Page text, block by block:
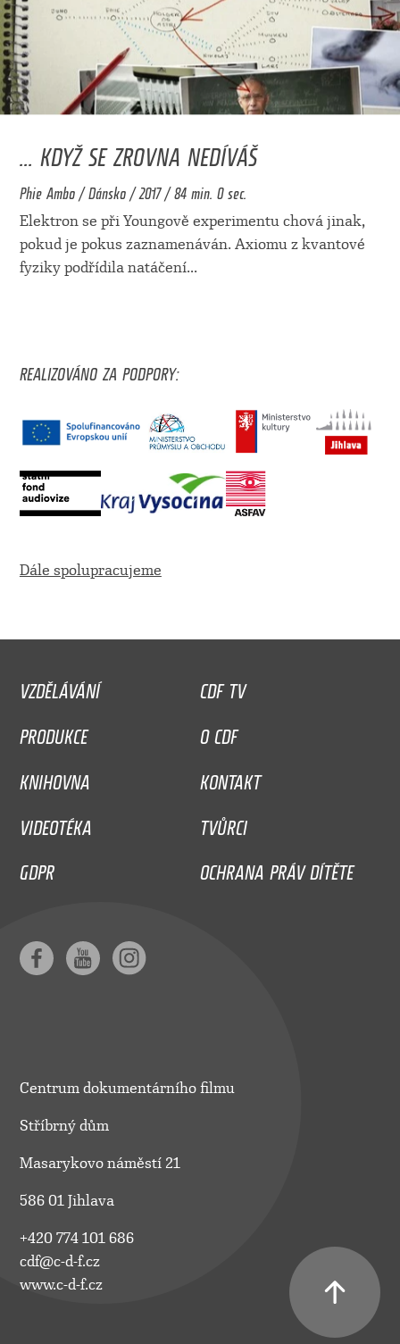
... KDYŽ SE ZROVNA NEDÍVÁŠ
Phie Ambo / Dánsko / 2017 / 84 min. 0 sec.
Elektron se při Youngově experimentu chová jinak,
pokud je pokus zaznamenáván. Axiomu z kvantové
fyziky podřídila natáčení...
REALIZOVÁNO ZA PODPORY:
Dále spolupracujeme
VZDĚLÁVÁNÍ
CDF TV
PRODUKCE
O CDF
KNIHOVNA
KONTAKT
VIDEOTÉKA
TVŮRCI
GDPR
OCHRANA PRÁV DÍTĚTE
Centrum dokumentárního filmu
Stříbrný dům
Masarykovo náměstí 21
586 01 Jihlava
+420 774 101 686
cdf@c-d-f.cz
www.c-d-f.cz